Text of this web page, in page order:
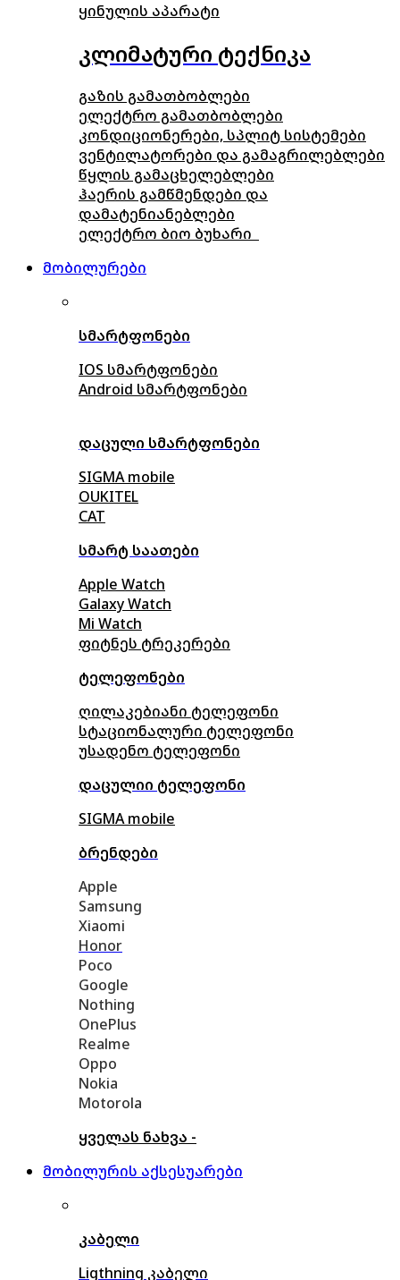
ყინულის აპარატი
კლიმატური ტექნიკა
გაზის გამათბობლები
ელექტრო გამათბობლები
კონდიციონერები, სპლიტ სისტემები
ვენტილატორები და გამაგრილებლები
წყლის გამაცხელებლები
ჰაერის გამწმენდები და
დამატენიანებლები
ელექტრო ბიო ბუხარი
მობილურები
სმარტფონები
IOS სმარტფონები
Android სმარტფონები
დაცული სმარტფონები
SIGMA mobile
OUKITEL
CAT
სმარტ საათები
Apple Watch
Galaxy Watch
Mi Watch
ფიტნეს ტრეკერები
ტელეფონები
ღილაკებიანი ტელეფონი
სტაციონალური ტელეფონი
უსადენო ტელეფონი
დაცულიი ტელეფონი
SIGMA mobile
ბრენდები
Apple
Samsung
Xiaomi
Honor
Poco
Google
Nothing
OnePlus
Realme
Oppo
Nokia
Motorola
ყველას ნახვა -
მობილურის აქსესუარები
კაბელი
Ligthning კაბელი